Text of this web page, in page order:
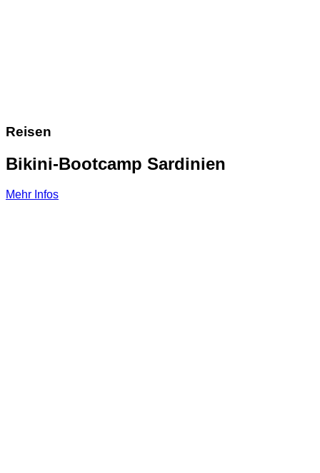
Reisen
Bikini-Bootcamp Sardinien
Mehr Infos